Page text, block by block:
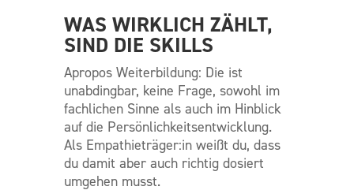
WAS WIRKLICH ZÄHLT,
SIND DIE SKILLS
Apropos Weiterbildung: Die ist
unabdingbar, keine Frage, sowohl im
fachlichen Sinne als auch im Hinblick
auf die Persönlichkeitsentwicklung.
Als Empathieträger:in weißt du, dass
du damit aber auch richtig dosiert
umgehen musst.